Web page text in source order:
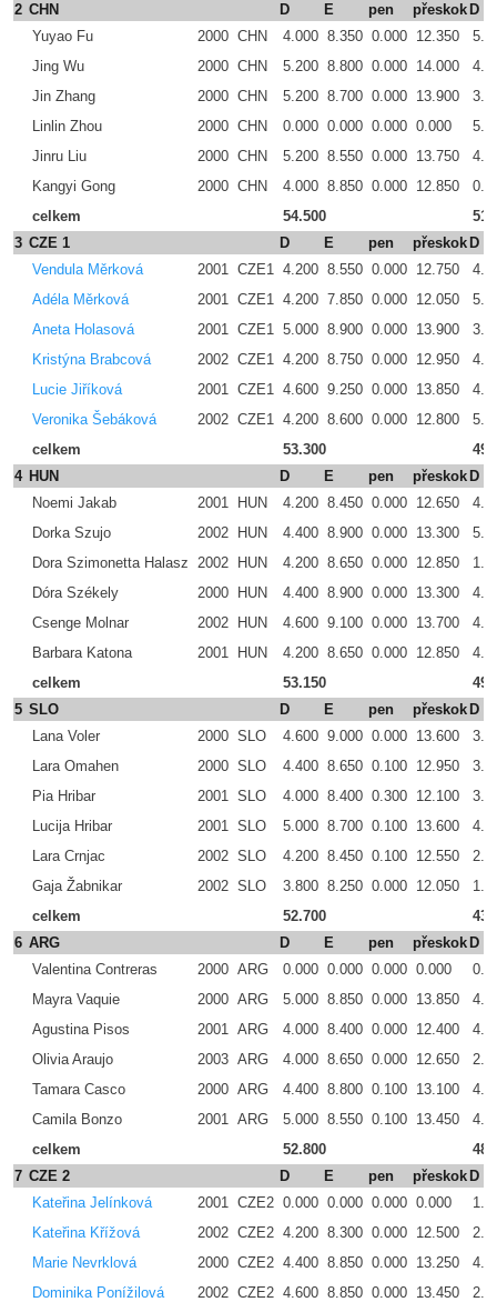
2 CHN D E pen přeskok D
Yuyao Fu
2000 CHN 4.000 8.350 0.000 12.350
Jing Wu
2000 CHN 5.200 8.800 0.000 14.000
Jin Zhang
2000 CHN 5.200 8.700 0.000 13.900
Linlin Zhou
2000 CHN 0.000 0.000 0.000 0.000
Jinru Liu
2000 CHN 5.200 8.550 0.000 13.750
Kangyi Gong
2000 CHN 4.000 8.850 0.000 12.850
celkem
54.500
3 CZE 1 D E pen přeskok D
Vendula Měrková
2001 CZE1 4.200 8.550 0.000 12.750
Adéla Měrková
2001 CZE1 4.200 7.850 0.000 12.050
Aneta Holasová
2001 CZE1 5.000 8.900 0.000 13.900
Kristýna Brabcová
2002 CZE1 4.200 8.750 0.000 12.950
Lucie Jiříková
2001 CZE1 4.600 9.250 0.000 13.850
Veronika Šebáková
2002 CZE1 4.200 8.600 0.000 12.800
celkem
53.300
4 HUN D E pen přeskok D
Noemi Jakab
2001 HUN 4.200 8.450 0.000 12.650
Dorka Szujo
2002 HUN 4.400 8.900 0.000 13.300
Dora Szimonetta Halasz 2002 HUN 4.200 8.650 0.000 12.850
Dóra Székely
2000 HUN 4.400 8.900 0.000 13.300
Csenge Molnar
2002 HUN 4.600 9.100 0.000 13.700
Barbara Katona
2001 HUN 4.200 8.650 0.000 12.850
celkem
53.150
5 SLO D E pen přeskok D
Lana Voler
2000 SLO 4.600 9.000 0.000 13.600
Lara Omahen
2000 SLO 4.400 8.650 0.100 12.950
Pia Hribar
2001 SLO 4.000 8.400 0.300 12.100
Lucija Hribar
2001 SLO 5.000 8.700 0.100 13.600
Lara Crnjac
2002 SLO 4.200 8.450 0.100 12.550
Gaja Žabnikar
2002 SLO 3.800 8.250 0.000 12.050
celkem
52.700
6 ARG D E pen přeskok D
Valentina Contreras
2000 ARG 0.000 0.000 0.000 0.000
Mayra Vaquie
2000 ARG 5.000 8.850 0.000 13.850
Agustina Pisos
2001 ARG 4.000 8.400 0.000 12.400
Olivia Araujo
2003 ARG 4.000 8.650 0.000 12.650
Tamara Casco
2000 ARG 4.400 8.800 0.100 13.100
Camila Bonzo
2001 ARG 5.000 8.550 0.100 13.450
celkem
52.800
7 CZE 2 D E pen přeskok D
Kateřina Jelínková
2001 CZE2 0.000 0.000 0.000 0.000
Kateřina Křížová
2002 CZE2 4.200 8.300 0.000 12.500
Marie Nevrklová
2000 CZE2 4.400 8.850 0.000 13.250
Dominika Ponížilová
2002 CZE2 4.600 8.850 0.000 13.450